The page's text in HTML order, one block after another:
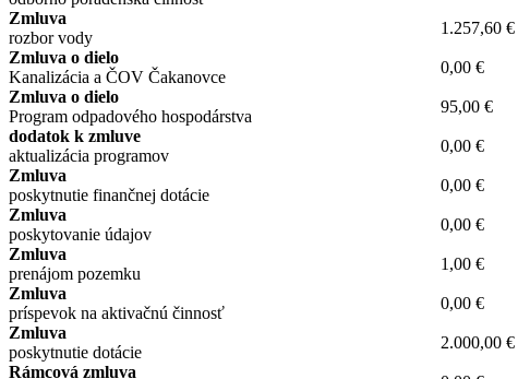
Zmluva
rozbor vody
1.257,60 €
Zmluva o dielo
Kanalizácia a ČOV Čakanovce
0,00 €
Zmluva o dielo
Program odpadového hospodárstva
95,00 €
dodatok k zmluve
aktualizácia programov
0,00 €
Zmluva
poskytnutie finančnej dotácie
0,00 €
Zmluva
poskytovanie údajov
0,00 €
Zmluva
prenájom pozemku
1,00 €
Zmluva
príspevok na aktivačnú činnosť
0,00 €
Zmluva
poskytnutie dotácie
2.000,00 €
Rámcová zmluva